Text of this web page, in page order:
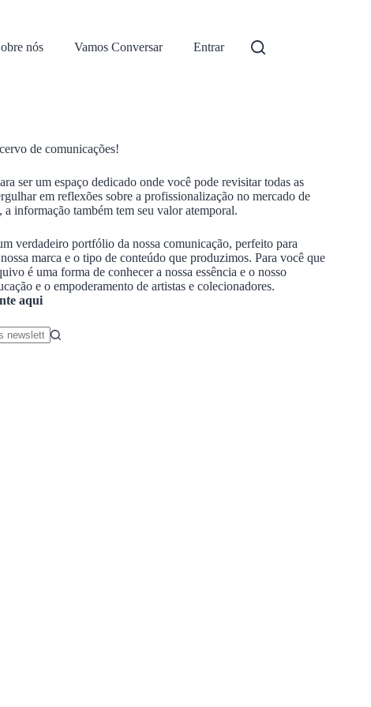
nós Vamos Conversar Entrar
de comunicações!
ser um espaço dedicado onde você pode revisitar todas as
em reflexões sobre a profissionalização no mercado de
a informação também tem seu valor atemporal.
verdadeiro portfólio da nossa comunicação, perfeito para
marca e o tipo de conteúdo que produzimos. Para você que
é uma forma de conhecer a nossa essência e o nosso
e o empoderamento de artistas e colecionadores.
aqui